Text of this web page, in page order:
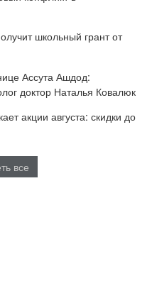
школьный грант от
Ассута Ашдод:
доктор Наталья Ковалюк
акции августа: скидки до
все